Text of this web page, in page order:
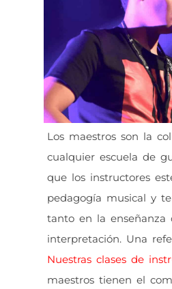
Los maestros son la
cualquier escuela de
que los instructores
pedagogía musical y
tanto en la enseñanza
interpretación. Una
Nuestras clases de
maestros tienen el